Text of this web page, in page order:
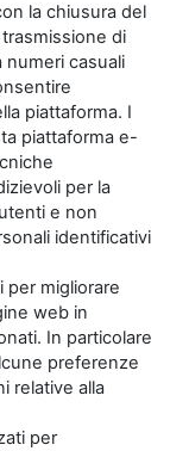
la chiusura del
di
casuali
piattaforma. I
piattaforma e-
per la
e non
identificativi
per migliorare
web in
In particolare
preferenze
relative alla
per